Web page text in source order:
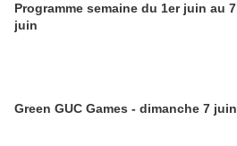
Programme semaine du 1er juin au 7
juin
Green GUC Games - dimanche 7 juin